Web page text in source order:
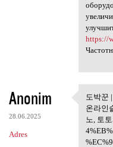
https://
Anonim
28.06.2025
Adres
도박
먹
도박꾼
온라인
노, 토